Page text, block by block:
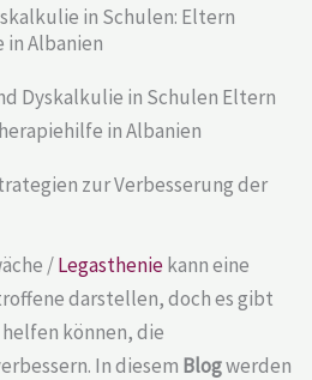
in Schulen: Eltern
Albanien
zur Verbesserung der
/Legastheniekann eine
darstellen, doch es gibt
können, die
In diesem Blogwerden